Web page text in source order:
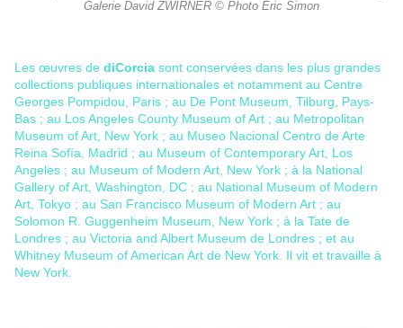
Galerie David ZWIRNER © Photo Éric Simon
Les œuvres de diCorcia sont conservées dans les plus grandes
collections publiques internationales et notamment au Centre
Georges Pompidou, Paris ; au De Pont Museum, Tilburg, Pays-
Bas ; au Los Angeles County Museum of Art ; au Metropolitan
Museum of Art, New York ; au Museo Nacional Centro de Arte
Reina Sofía, Madrid ; au Museum of Contemporary Art, Los
Angeles ; au Museum of Modern Art, New York ; à la National
Gallery of Art, Washington, DC ; au National Museum of Modern
Art, Tokyo ; au San Francisco Museum of Modern Art ; au
Solomon R. Guggenheim Museum, New York ; à la Tate de
Londres ; au Victoria and Albert Museum de Londres ; et au
Whitney Museum of American Art de New York. Il vit et travaille à
New York.